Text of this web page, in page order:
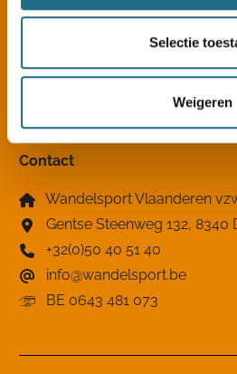
Selectie
Weigeren
Clubzoeker
Contact
Wandelsport Vlaanderen
Gentse Steenweg 132, 8340
+32(0)50 40 51 40
info@wandelsport.be
BE 0643 481 073